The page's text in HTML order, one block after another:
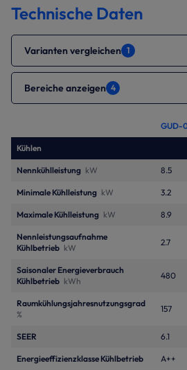
Technische Daten
Varianten vergleichen 1
Bereiche anzeigen 4
GUD-
Kühlen
Nennkühlleistung kW 8.5
Minimale Kühlleistung kW 3.2
Maximale Kühlleistung kW 8.9
Nennleistungsaufnahme
Kühlbetrieb kW
2.7
Saisonaler Energieverbrauch
Kühlbetrieb kWh
480
Raumkühlungsjahresnutzungsgrad
%
157
SEER 6.1
Energieeffizienzklasse Kühlbetrieb A++